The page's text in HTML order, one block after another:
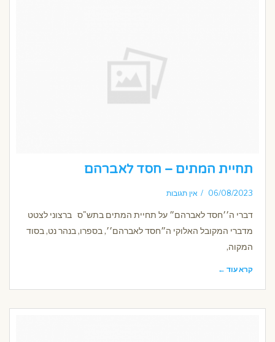
תחיית המתים – חסד לאברהם
06/08/2023 אין תגובות
דברי ה׳׳חסד לאברהם״ על תחיית המתים בתש"ס ברצוני לצטט
מדברי המקובל האלוקי ה״חסד לאברהם׳׳, בספרו, בנהר נט, בסוד
המקוה,
קרא עוד ←